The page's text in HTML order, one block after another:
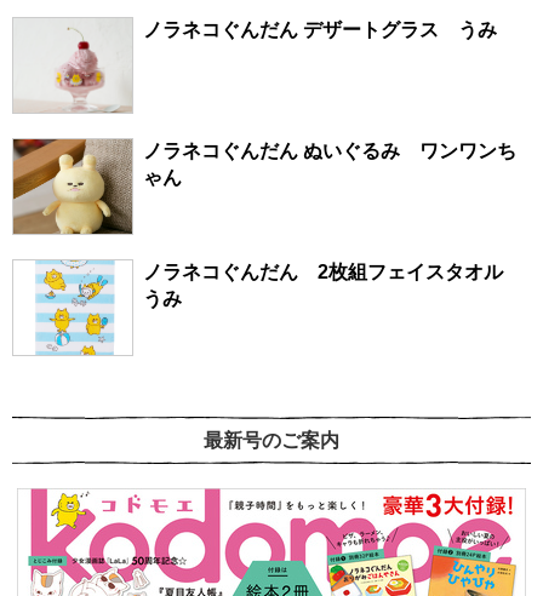
ノラネコぐんだん デザートグラス うみ
ノラネコぐんだん ぬいぐるみ ワンワンち
ゃん
ノラネコぐんだん 2枚組フェイスタオル
うみ
最新号のご案内